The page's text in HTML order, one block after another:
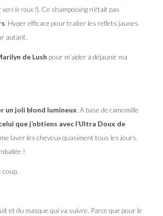
le roux !). Ce shampooing n’était pas
. Hyper efficace pour traiter les reflets jaunes
autant.
de Lush pour m’aider à déjaunir ma
un joli blond lumineux. A base de camomille
que j’obtiens avec l’Ultra Doux de
laver les cheveux quasiment tous les jours.
!
coup.
et du masque qui va suivre. Parce que pour le